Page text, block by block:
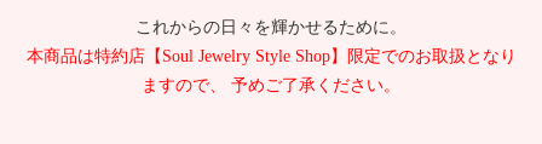
これからの日々を輝かせるために。
本商品は特約店【Soul Jewelry Style Shop】限定でのお取扱となり
ますので、 予めご了承ください。